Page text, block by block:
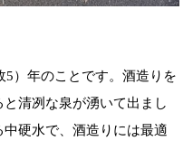
5）年のことです。酒造りを
清冽な泉が湧いて出まし
硬水で、酒造りには最適